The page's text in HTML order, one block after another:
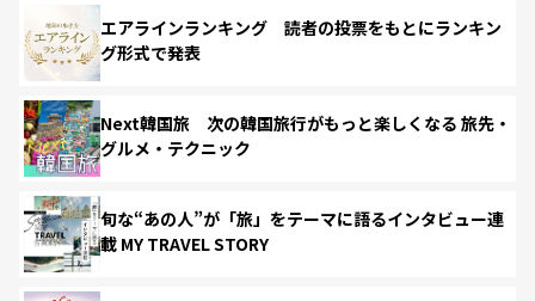
エアラインランキング 読者の投票をもとにランキン
グ形式で発表
Next韓国旅 次の韓国旅行がもっと楽しくなる 旅先・
グルメ・テクニック
旬な“あの人”が「旅」をテーマに語るインタビュー連
載 MY TRAVEL STORY